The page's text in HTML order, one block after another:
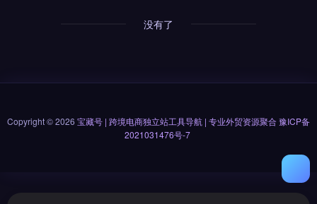
没有了
Copyright © 2026 宝藏号 | 跨境电商独立站工具导航 | 专业外贸资源聚合豫ICP备
2021031476号-7